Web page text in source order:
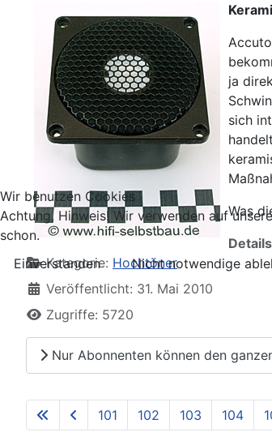
ja
sich
Was
Details
Kategorie: Hochtöner
Veröffentlicht: 31. Mai 2010
Zugriffe: 5720
Nur Abonnenten können den
101 102 103 104
Wir benutzen Cookies
Achtung, Hinweis! Wir verwenden auf
schon.
Einverstanden
Nicht notwendige